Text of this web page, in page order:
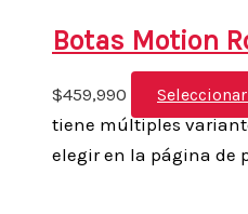
Botas Motion
$459,990
tiene múltiples
elegir en la página de